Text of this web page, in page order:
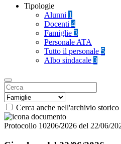
Tipologie
Alunni 1
Docenti 4
Famiglie 3
Personale ATA
Tutto il personale 5
Albo sindacale 3
Cerca anche nell'archivio storico
Protocollo 10206/2026 del 22/06/